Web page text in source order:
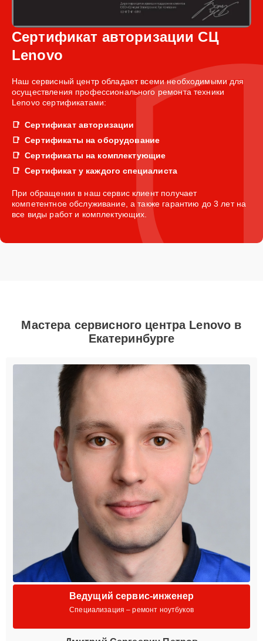
Сертификат авторизации СЦ
Lenovo
Наш сервисный центр обладает всеми необходимыми для
осуществления профессионального ремонта техники
Lenovo сертификатами:
Сертификат авторизации
Сертификаты на оборудование
Сертификаты на комплектующие
Сертификат у каждого специалиста
При обращении в наш сервис клиент получает
компетентное обслуживание, а также гарантию до 3 лет на
все виды работ и комплектующих.
Мастера сервисного центра Lenovo в
Екатеринбурге
Ведущий сервис-инженер
Специализация – ремонт ноутбуков